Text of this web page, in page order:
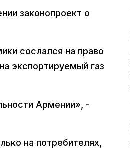
законопроект о
сослался на право
экспортируемый газ
Армении», -
на потребителях,